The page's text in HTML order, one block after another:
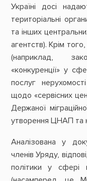
Україні досі
територіальні
та інших
агентств). Крім того,
(наприклад,
«конкуренції» у
послуг
щодо «сервісних
Держаної
утворення ЦНАП та
Аналізована у
членів Уряду,
політики у сфері